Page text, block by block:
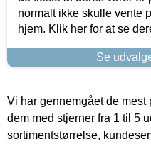
normalt ikke skulle vente
hjem. Klik her for at se
Se
Vi har gennemgået de
dem med stjerner fra 1 til 5
sortimentstørrelse,